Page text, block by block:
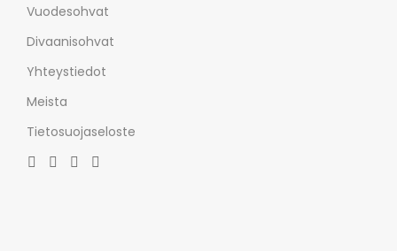
Vuodesohvat
Divaanisohvat
Yhteystiedot
Meista
Tietosuojaseloste